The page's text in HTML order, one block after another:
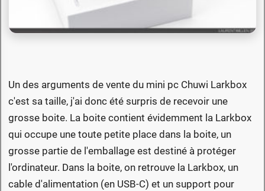
Un des arguments de vente du mini pc Chuwi Larkbox
c'est sa taille, j'ai donc été surpris de recevoir une
grosse boite. La boite contient évidemment la Larkbox
qui occupe une toute petite place dans la boite, un
grosse partie de l'emballage est destiné à protéger
l'ordinateur. Dans la boite, on retrouve la Larkbox, un
cable d'alimentation (en USB-C) et un support pour